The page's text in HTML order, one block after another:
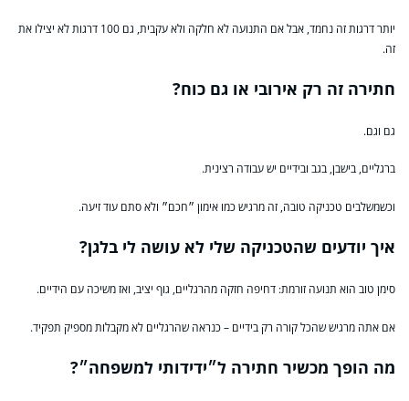
יותר דרגות זה נחמד, אבל אם התנועה לא חלקה ולא עקבית, גם 100 דרגות לא יצילו את
זה.
חתירה זה רק אירובי או גם כוח?
גם וגם.
ברגליים, בישבן, בגב ובידיים יש עבודה רצינית.
וכשמשלבים טכניקה טובה, זה מרגיש כמו אימון ״חכם״ ולא סתם עוד זיעה.
איך יודעים שהטכניקה שלי לא עושה לי בלגן?
סימן טוב הוא תנועה זורמת: דחיפה חזקה מהרגליים, גוף יציב, ואז משיכה עם הידיים.
אם אתה מרגיש שהכל קורה רק בידיים – כנראה שהרגליים לא מקבלות מספיק תפקיד.
מה הופך מכשיר חתירה ל״ידידותי למשפחה״?